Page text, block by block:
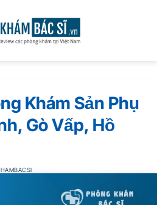
Khám Sản Phụ
Gò Vấp, Hồ